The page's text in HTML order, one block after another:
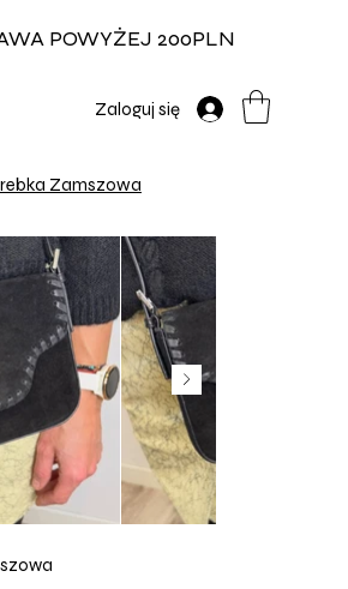
POWYŻEJ 200PLN
Zaloguj się
Zamszowa